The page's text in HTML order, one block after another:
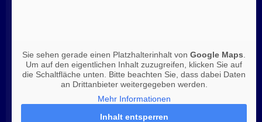
Sie sehen gerade einen Platzhalterinhalt von Google Maps
Um auf den eigentlichen Inhalt zuzugreifen, klicken Sie auf
die Schaltfläche unten. Bitte beachten Sie, dass dabei Daten
an Drittanbieter weitergegeben werden.
Mehr Informationen
Inhalt entsperren